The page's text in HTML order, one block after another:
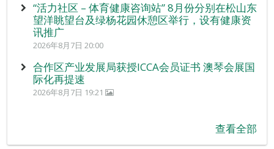
“活力社区 – 体育健康咨询站” 8月份分别在松山东
望洋眺望台及绿杨花园休憩区举行，设有健康资
讯推广
2026年8月7日 20:00
合作区产业发展局获授ICCA会员证书 澳琴会展国
际化再提速
2026年8月7日 19:21
查看全部